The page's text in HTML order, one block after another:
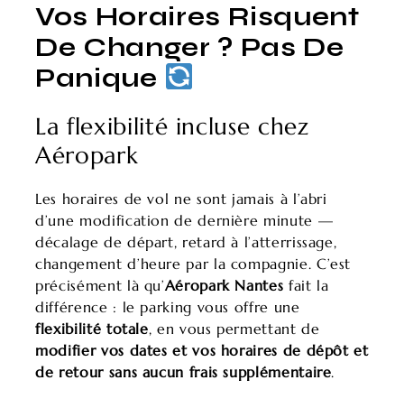
Vos Horaires Risquent
De Changer ? Pas De
Panique
La flexibilité incluse chez
Aéropark
Les horaires de vol ne sont jamais à l’abri
d’une modification de dernière minute —
décalage de départ, retard à l’atterrissage,
changement d’heure par la compagnie. C’est
précisément là qu’Aéropark Nantes fait la
différence : le parking vous offre une
flexibilité totale, en vous permettant de
modifier vos dates et vos horaires de dépôt et
de retour sans aucun frais supplémentaire.